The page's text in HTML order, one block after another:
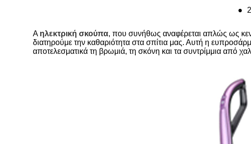
●
A ηλεκτρική σκούπα, που συνήθως αναφέρεται απλώς ως
διατηρούμε την καθαριότητα στα σπίτια μας. Αυτή η
αποτελεσματικά τη βρωμιά, τη σκόνη και τα συντρίμμια από